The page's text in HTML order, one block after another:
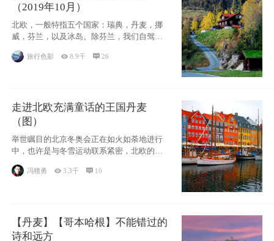
（2019年10月）
北欧，一般特指五个国家：瑞典，丹麦，挪
威，芬兰，以及冰岛。除芬兰，我们自驾游
旅行色影 8.9千 26
走进北欧充满童话的王国丹麦
（图）
举世瞩目的北京冬奥会正在如火如荼地进行
中，也许是与冬雪运动联系紧密，北欧的一
些国家因
冯赣勇 3.3千  10
【丹麦】【哥本哈根】不能错过的
诗和远方